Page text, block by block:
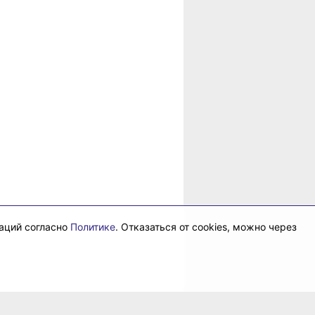
согласно Политике. Отказаться от cookies, можно через